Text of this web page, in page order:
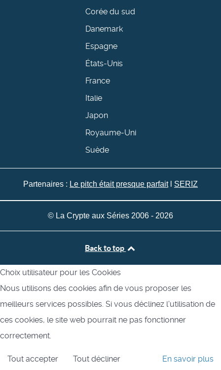
Corée du sud
Danemark
Espagne
États-Unis
France
Italie
Japon
Royaume-Uni
Suède
Partenaires : Le pitch était presque parfaitl SERIZ
© La Crypte aux Séries 2006 - 2026
Back to top
Choix utilisateur pour les Cookies
Nous utilisons des cookies afin de vous proposer les
meilleurs services possibles. Si vous déclinez l'utilisation de
ces cookies, le site web pourrait ne pas fonctionner
correctement.
Tout accepter Tout décliner En savoir plus